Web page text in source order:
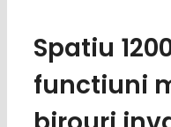
Spatiu
functiuni